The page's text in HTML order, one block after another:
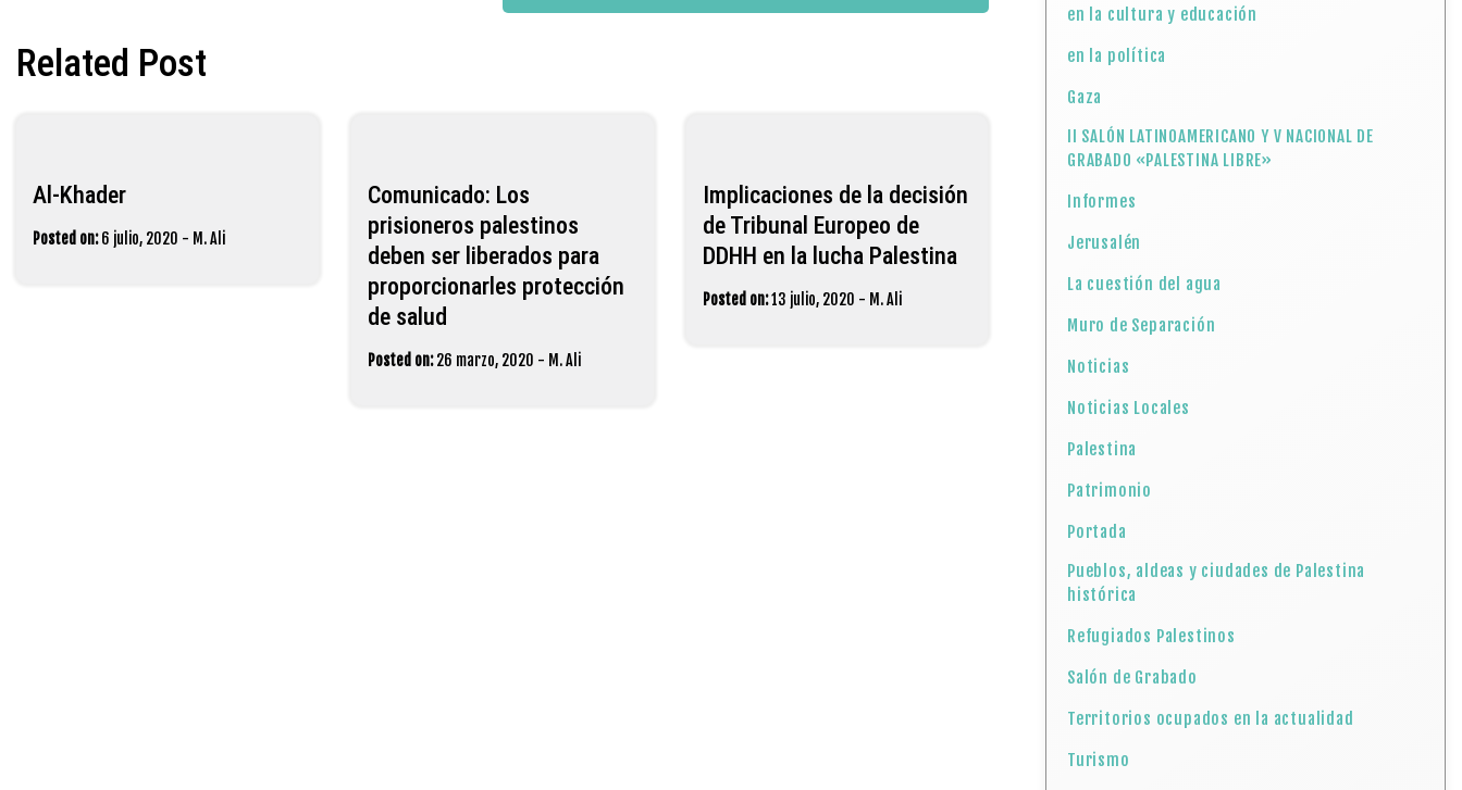
Related Post
Al-Khader
Posted on: 6 julio, 2020 - M. Ali
Comunicado: Los
prisioneros palestinos
deben ser liberados para
proporcionarles protección
de salud
Posted on: 26 marzo, 2020 - M. Ali
Implicaciones de la decisión
de Tribunal Europeo de
DDHH en la lucha Palestina
Posted on:13 julio, 2020 - M. Ali
en la cultura y educación
en la política
Gaza
II SALÓN LATINOAMERICANO Y V NACIONAL DE
GRABADO «PALESTINA LIBRE»
Informes
Jerusalén
La cuestión del agua
Muro de Separación
Noticias
Noticias Locales
Palestina
Patrimonio
Portada
Pueblos, aldeas y ciudades de Palestina
histórica
Refugiados Palestinos
Salón de Grabado
Territorios ocupados en la actualidad
Turismo